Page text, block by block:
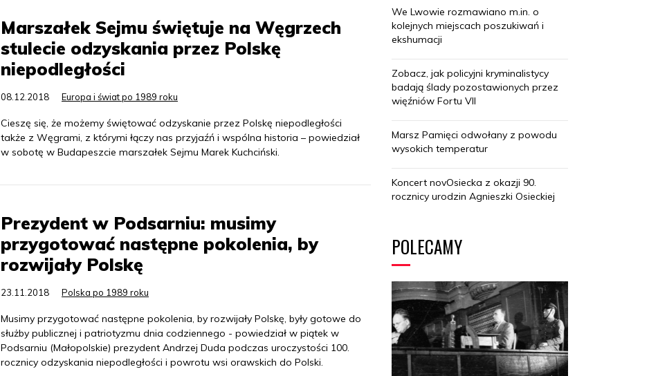
Marszałek Sejmu świętuje na Węgrzech
stulecie odzyskania przez Polskę
niepodległości
08.12.2018 Europa i świat po 1989 roku
Cieszę się, że możemy świętować odzyskanie przez Polskę niepodległości
także z Węgrami, z którymi łączy nas przyjaźń i wspólna historia – powiedział
w sobotę w Budapeszcie marszałek Sejmu Marek Kuchciński.
Prezydent w Podsarniu: musimy
przygotować następne pokolenia, by
rozwijały Polskę
23.11.2018 Polska po 1989 roku
Musimy przygotować następne pokolenia, by rozwijały Polskę, były gotowe do
służby publicznej i patriotyzmu dnia codziennego - powiedział w piątek w
Podsarniu (Małopolskie) prezydent Andrzej Duda podczas uroczystości 100.
rocznicy odzyskania niepodległości i powrotu wsi orawskich do Polski.
We Lwowie rozmawiano m.in. o
kolejnych miejscach poszukiwań i
ekshumacji
Zobacz, jak policyjni kryminalistycy
badają ślady pozostawionych przez
więźniów Fortu VII
Marsz Pamięci odwołany z powodu
wysokich temperatur
Koncert novOsiecka z okazji 90.
rocznicy urodzin Agnieszki Osieckiej
POLECAMY